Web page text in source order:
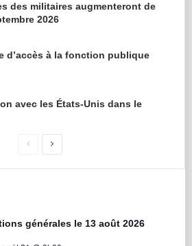
des militaires augmenteront de
2026
d’accès à la fonction publique
avec les États-Unis dans le
générales le 13 août 2026